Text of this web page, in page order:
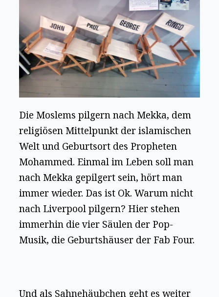
Die Moslems pilgern nach Mekka, dem
religiösen Mittelpunkt der islamischen
Welt und Geburtsort des Propheten
Mohammed. Einmal im Leben soll man
nach Mekka gepilgert sein, hört man
immer wieder. Das ist Ok. Warum nicht
nach Liverpool pilgern? Hier stehen
immerhin die vier Säulen der Pop-
Musik, die Geburtshäuser der Fab Four.
Und als Sahnehäubchen geht es weiter